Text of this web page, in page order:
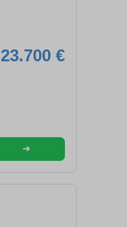
23.700 €
➜